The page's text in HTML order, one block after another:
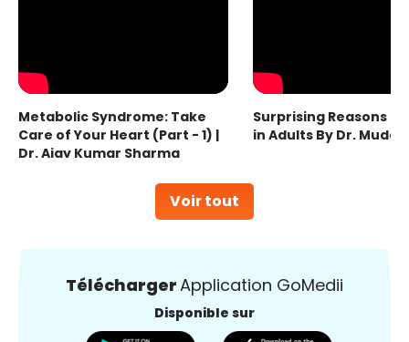
Voir tout
Metabolic Syndrome: Take
Care of Your Heart (Part - 1) |
Dr. Ajay Kumar Sharma
Surprising Reasons
in Adults By Dr.
TéléchargerApplication GoMedii
Disponible sur